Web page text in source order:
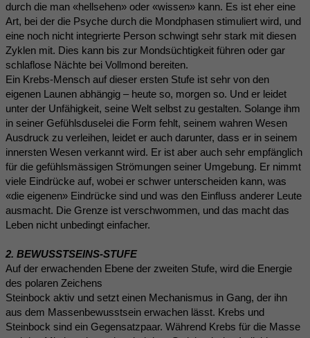
durch die man «hellsehen» oder «wissen» kann. Es ist eher eine
Art, bei der die Psyche durch die Mondphasen stimuliert wird, und
eine noch nicht integrierte Person schwingt sehr stark mit diesen
Zyklen mit. Dies kann bis zur Mondsüchtigkeit führen oder gar
schlaflose Nächte bei Vollmond bereiten.
Ein Krebs-Mensch auf dieser ersten Stufe ist sehr von den
eigenen Launen abhängig – heute so, morgen so. Und er leidet
unter der Unfähigkeit, seine Welt selbst zu gestalten. Solange ihm
in seiner Gefühlsduselei die Form fehlt, seinem wahren Wesen
Ausdruck zu verleihen, leidet er auch darunter, dass er in seinem
innersten Wesen verkannt wird. Er ist aber auch sehr empfänglich
für die gefühlsmässigen Strömungen seiner Umgebung. Er nimmt
viele Eindrücke auf, wobei er schwer unterscheiden kann, was
«die eigenen» Eindrücke sind und was den Einfluss anderer Leute
ausmacht. Die Grenze ist verschwommen, und das macht das
Leben nicht unbedingt einfacher.
2. BEWUSSTSEINS-STUFE
Auf der erwachenden Ebene der zweiten Stufe, wird die Energie
des polaren Zeichens
Steinbock aktiv und setzt einen Mechanismus in Gang, der ihn
aus dem Massenbewusstsein erwachen lässt. Krebs und
Steinbock sind ein Gegensatzpaar. Während Krebs für die Masse